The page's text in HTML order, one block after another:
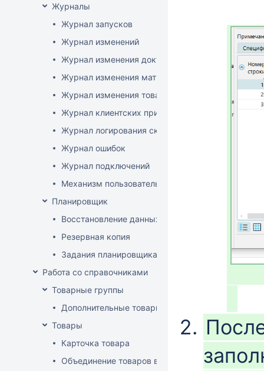
Журналы
Журнал запусков
Журнал изменений
Журнал изменения документов
Журнал изменения матриц
Журнал изменения товаров
Журнал клиентских приложений
Журнал логирования сканирований штрихкодов
Журнал ошибок
Журнал подключений
Механизм пользовательского логирования
Планировщик
Восстановление данных
Резервная копия
Задания планировщика
Работа со справочниками
Товарные группы
Дополнительные товарные группы
Товары
Карточка товара
Объединение товаров в один (Слияние товаров)